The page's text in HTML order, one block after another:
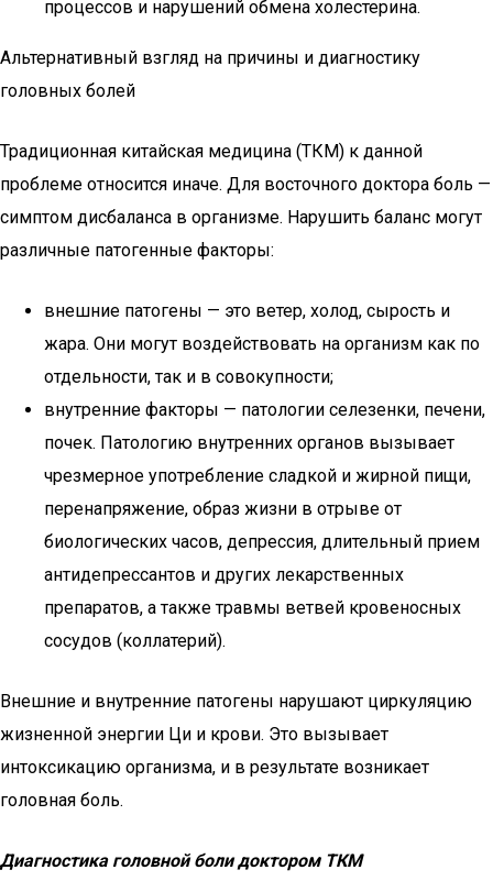
процессов и нарушений обмена холестерина.
Альтернативный взгляд на причины и диагностику
головных болей
Традиционная китайская медицина (ТКМ) к данной
проблеме относится иначе. Для восточного доктора боль —
симптом дисбаланса в организме. Нарушить баланс могут
различные патогенные факторы:
внешние патогены — это ветер, холод, сырость и
жара. Они могут воздействовать на организм как по
отдельности, так и в совокупности;
внутренние факторы — патологии селезенки, печени,
почек. Патологию внутренних органов вызывает
чрезмерное употребление сладкой и жирной пищи,
перенапряжение, образ жизни в отрыве от
биологических часов, депрессия, длительный прием
антидепрессантов и других лекарственных
препаратов, а также травмы ветвей кровеносных
сосудов (коллатерий).
Внешние и внутренние патогены нарушают циркуляцию
жизненной энергии Ци и крови. Это вызывает
интоксикацию организма, и в результате возникает
головная боль.
Диагностика головной боли доктором ТКМ